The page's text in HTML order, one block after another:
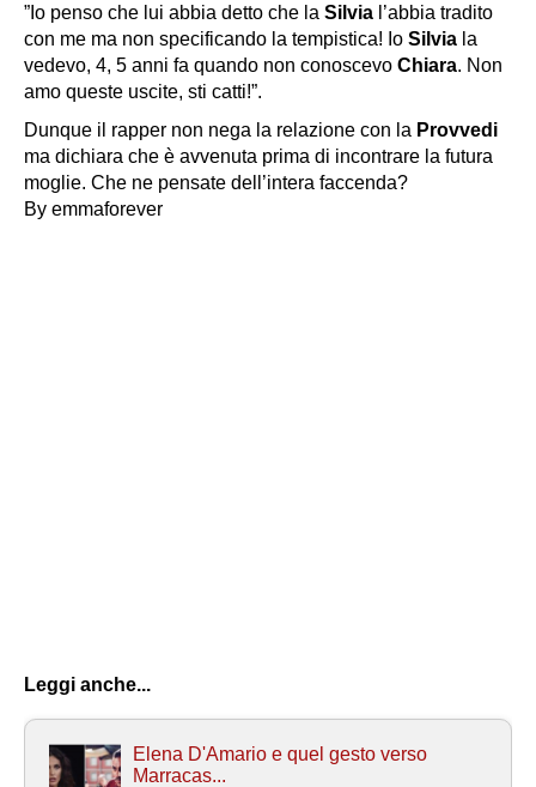
”Io penso che lui abbia detto che la Silvia l’abbia tradito
con me ma non specificando la tempistica! Io Silvia la
vedevo, 4, 5 anni fa quando non conoscevo Chiara. Non
amo queste uscite, sti catti!”.
Dunque il rapper non nega la relazione con la Provvedi
ma dichiara che è avvenuta prima di incontrare la futura
moglie. Che ne pensate dell’intera faccenda?
By emmaforever
Leggi anche...
Elena D'Amario e quel gesto verso
Marracas...